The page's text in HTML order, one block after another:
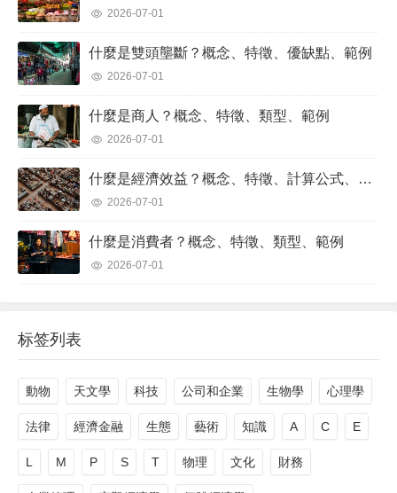
2026-07-01
什麼是雙頭壟斷？概念、特徵、優缺點、範例
2026-07-01
什麼是商人？概念、特徵、類型、範例
2026-07-01
什麼是經濟效益？概念、特徵、計算公式、範例
2026-07-01
什麼是消費者？概念、特徵、類型、範例
2026-07-01
标签列表
動物 天文學 科技 公司和企業 生物學 心理學
法律 經濟金融 生態 藝術 知識 A C E
L M P S T 物理 文化 財務